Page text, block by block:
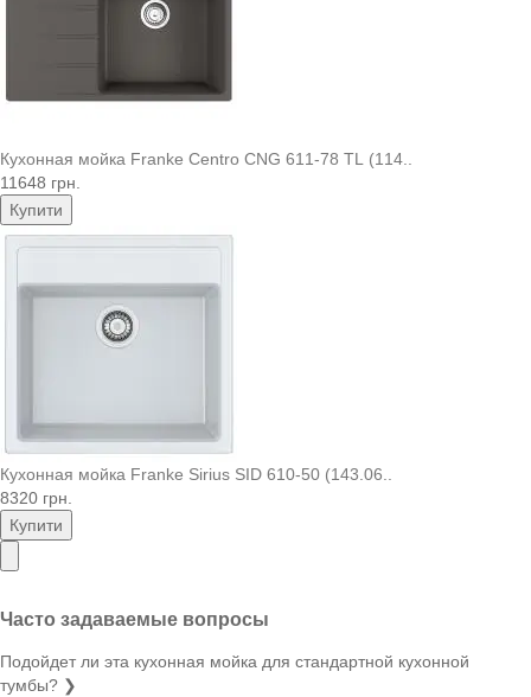
Кухонная мойка Franke Centro CNG 611-78 TL (114..
11648 грн.
Купити
Кухонная мойка Franke Sirius SID 610-50 (143.06..
8320 грн.
Купити
Часто задаваемые вопросы
Подойдет ли эта кухонная мойка для стандартной кухонной
тумбы? ❯